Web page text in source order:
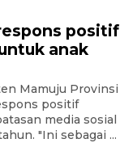
positif
anak
Mamuju Provinsi
positif
media sosial
"Ini sebagai ...